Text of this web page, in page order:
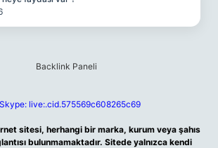
Skype: live:.cid.575569c608265c69
sitesi, herhangi bir marka, kurum veya şahıs
bulunmamaktadır. Sitede yalnızca kendi